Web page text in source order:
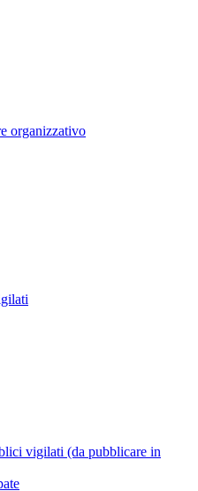
organizzativo
vigilati (da pubblicare in